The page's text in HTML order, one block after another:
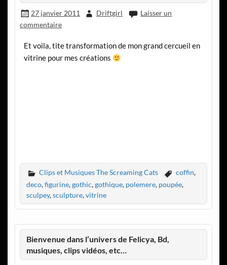
27 janvier 2011 Driftgirl
Laisser un
commentaire
Et voila, tite transformation de mon grand cercueil en
vitrine pour mes créations
Clips et Musiques The Screaming Cats coffin,
deco,figurine,gothic,gothique, polemere, poupée,
sculpey,sculpture,vitrine
Bienvenue dans l’univers de Felicya, Bd,
musiques, clips vidéos, etc…